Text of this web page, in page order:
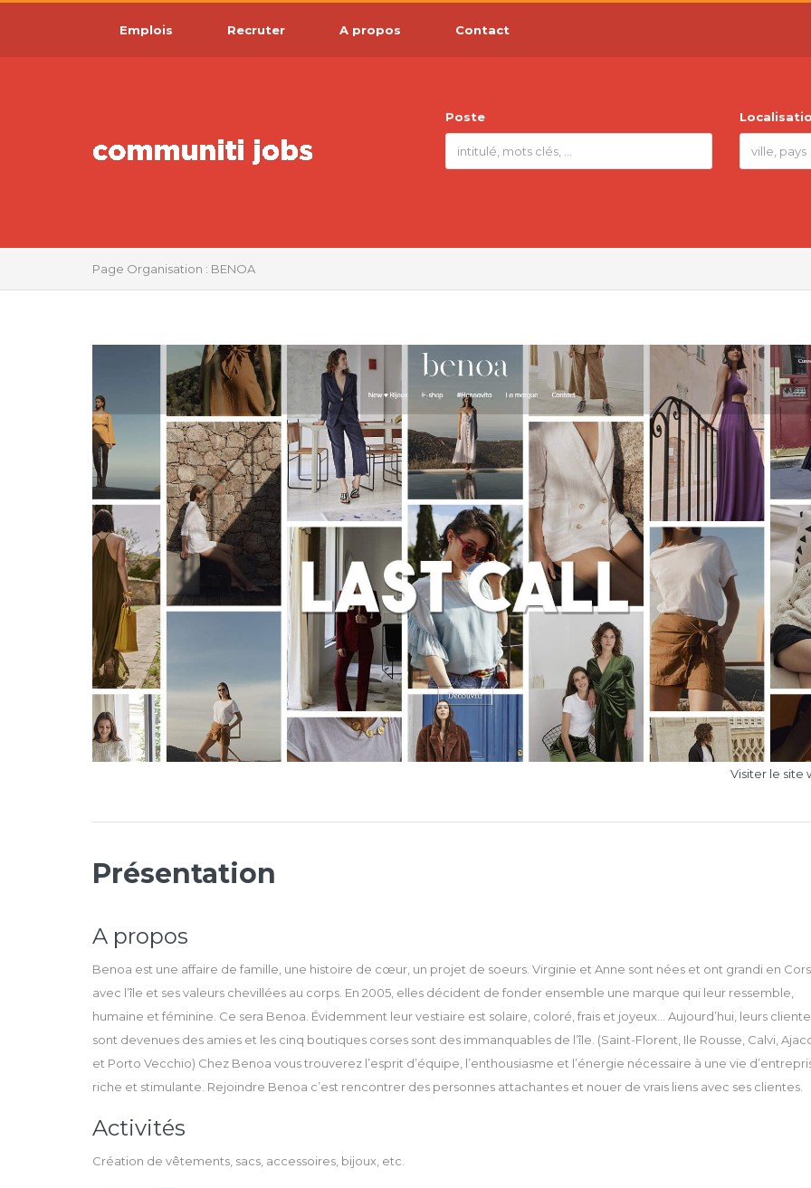
Emplois Recruter A propos Contact
Poste
Page Organisation : BENOA
Visiter le site
Présentation
A propos
Benoa est une affaire de famille, une histoire de cœur, un projet de soeurs. Virginie et Anne sont nées et ont grandi en
avec l’île et ses valeurs chevillées au corps. En 2005, elles décident de fonder ensemble une marque qui leur ressemble,
humaine et féminine. Ce sera Benoa. Évidemment leur vestiaire est solaire, coloré, frais et joyeux… Aujourd’hui, leurs
sont devenues des amies et les cinq boutiques corses sont des immanquables de l’île. (Saint-Florent, Ile Rousse, Calvi,
et Porto Vecchio) Chez Benoa vous trouverez l’esprit d’équipe, l’enthousiasme et l’énergie nécessaire à une vie
riche et stimulante. Rejoindre Benoa c’est rencontrer des personnes attachantes et nouer de vrais liens avec ses clientes.
Activités
Création de vêtements, sacs, accessoires, bijoux, etc.